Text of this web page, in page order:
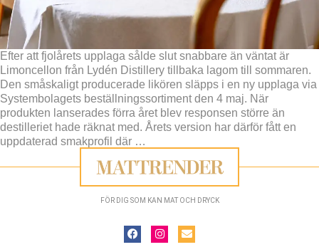
Efter att fjolårets upplaga sålde slut snabbare än väntat är
Limoncellon från Lydén Distillery tillbaka lagom till sommaren.
Den småskaligt producerade likören släpps i en ny upplaga via
Systembolagets beställningssortiment den 4 maj. När
produkten lanserades förra året blev responsen större än
destilleriet hade räknat med. Årets version har därför fått en
uppdaterad smakprofil där …
FÖR DIG SOM KAN MAT OCH DRYCK